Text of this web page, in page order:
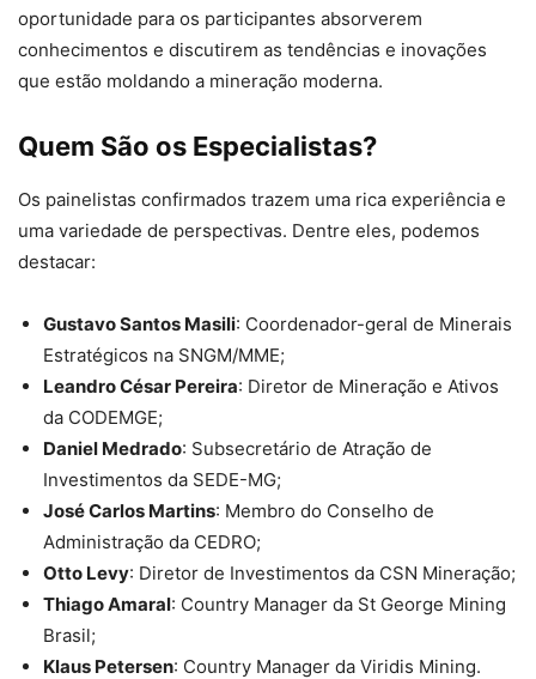
oportunidade para os participantes absorverem
conhecimentos e discutirem as tendências e inovações
que estão moldando a mineração moderna.
Quem São os Especialistas?
Os painelistas confirmados trazem uma rica experiência e
uma variedade de perspectivas. Dentre eles, podemos
destacar:
Gustavo Santos Masili: Coordenador-geral de Minerais
Estratégicos na SNGM/MME;
Leandro César Pereira: Diretor de Mineração e Ativos
da CODEMGE;
Daniel Medrado: Subsecretário de Atração de
Investimentos da SEDE-MG;
José Carlos Martins: Membro do Conselho de
Administração da CEDRO;
Otto Levy: Diretor de Investimentos da CSN Mineração;
Thiago Amaral: Country Manager da St George Mining
Brasil;
Klaus Petersen: Country Manager da Viridis Mining.